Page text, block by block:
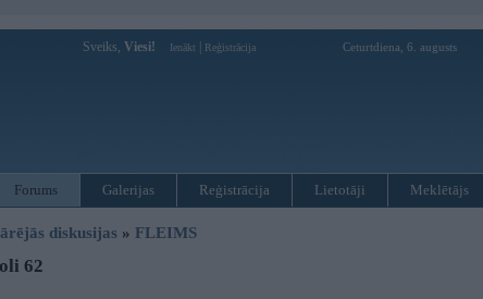
Sveiks, Viesi! Ienākt Reģistrācija Ceturtdiena, 6. augusts
Forums Galerijas Reģistrācija Lietotāji Meklētājs
diskusijas » FLEIMS
62